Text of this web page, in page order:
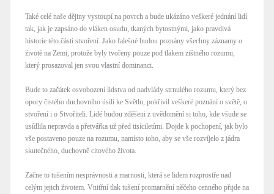
Také celé naše dějiny vystoupí na povrch a bude ukázáno veškeré jednání lidí
tak, jak je zapsáno do vláken osudu, tkaných bytostnými, jako pravdivá
historie této části stvoření. Jako falešné budou poznány všechny záznamy o
životě na Zemi, protože byly tvořeny pouze pod tlakem zištného rozumu,
který prosazoval jen svou vlastní dominanci.
Bude to začátek osvobození lidstva od nadvlády strnulého rozumu, který bez
opory čistého duchovního úsilí ke Světlu, pokřivil veškeré poznání o světě, o
stvoření i o Stvořiteli. Lidé budou zděšeni z uvědomění si toho, kde všude se
usídlila nepravda a přetvářka už před tisíciletími. Dojde k pochopení, jak bylo
vše postaveno pouze na rozumu, namísto toho, aby se vše rozvíjelo z jádra
skutečného, duchovně citového života.
Začne to tušením nesprávnosti a marnosti, která se lidem rozprostře nad
celým jejich životem. Vnitřní tlak tušení promarnění něčeho cenného přijde na